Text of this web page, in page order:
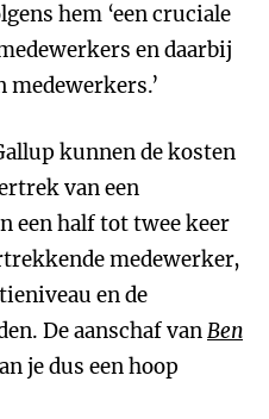
hem ‘een cruciale
en daarbij
kunnen de kosten
van een
een half tot twee keer
medewerker,
en de
De aanschaf vanBen
je dus een hoop